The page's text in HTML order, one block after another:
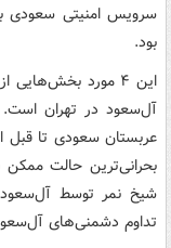
سرویس امنیتی سعودی
بود.
این ۴ مورد
آل‌سعود در تهران است.
عربستان سعودی تا قبل
بحرانی‌ترین حالت
شیخ نمر توسط
تداوم دشمنی‌های